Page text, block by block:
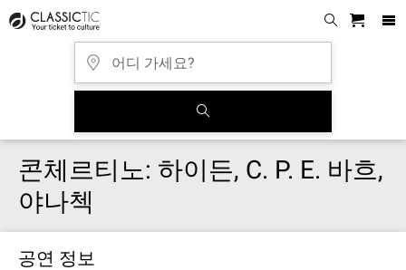
콘체르티노: 하이든, C. P. E. 바흐,
야나첵
공연 정보